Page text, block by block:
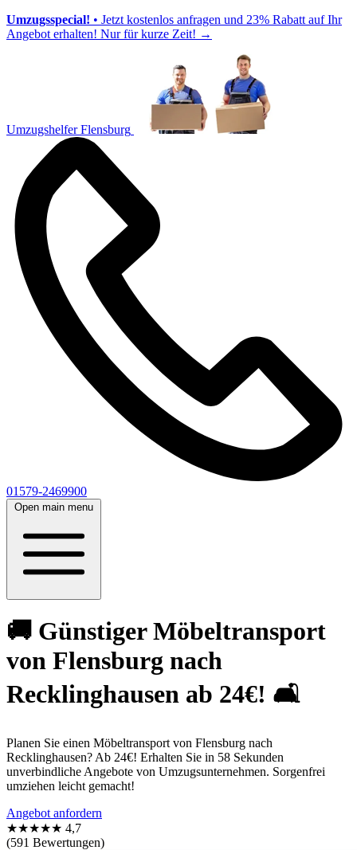
Umzugsspecial! • Jetzt kostenlos anfragen und 23% Rabatt auf Ihr
Angebot erhalten! Nur für kurze Zeit! →
Umzugshelfer Flensburg
01579-2469900
Open main menu
🚚 Günstiger Möbeltransport
von Flensburg nach
Recklinghausen ab 24€! 🛋️
Planen Sie einen Möbeltransport von Flensburg nach
Recklinghausen? Ab 24€! Erhalten Sie in 58 Sekunden
unverbindliche Angebote von Umzugsunternehmen. Sorgenfrei
umziehen leicht gemacht!
Angebot anfordern
★★★★★ 4,7
(591 Bewertungen)